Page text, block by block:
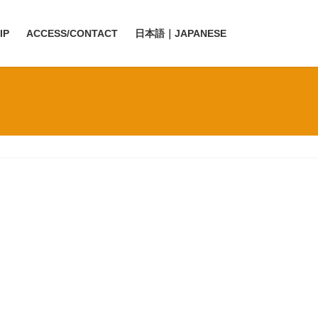
ACCESS/CONTACT 日本語｜JAPANESE